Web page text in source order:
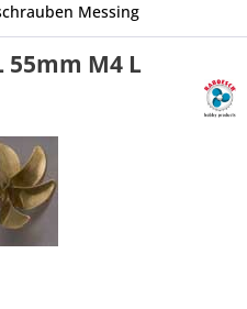
Messing
55mm M4 L